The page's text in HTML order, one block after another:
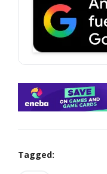
Tagged: